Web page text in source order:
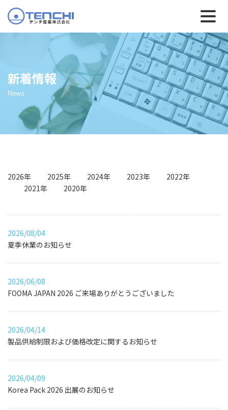
新着情報
News
2026/08/04
夏季休業のお知らせ
2026/06/08
FOOMA JAPAN 2026 ご来場ありがとうございました
2026/04/14
製品供給制限および価格改定に関するお知らせ
2026/04/09
Korea Pack 2026 出展のお知らせ
2026年 2025年 2024年 2023年
2022年
2021年
2020年